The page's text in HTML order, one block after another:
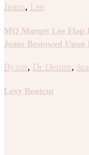
Jeans, Lee
MQ Marqet Lee Flap
Jeans Bestowed Upon
Byxor, Dr Denim,
Lexy Bootcut